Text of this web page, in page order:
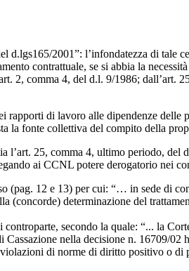
2001”: l’infondatezza di tale
contrattuale, se si abbia la
2, comma 4, del d.l. 9/1986; dall’art.
di lavoro alle dipendenze
la fonte collettiva del compito della
l’art. 25, comma 4, ultimo periodo,
ai CCNL potere derogatorio nei
12 e 13) per cui: “… in sede di
determinazione del
secondo la quale: “... la
nella decisione n. 16709/
di norme di diritto positivo o di